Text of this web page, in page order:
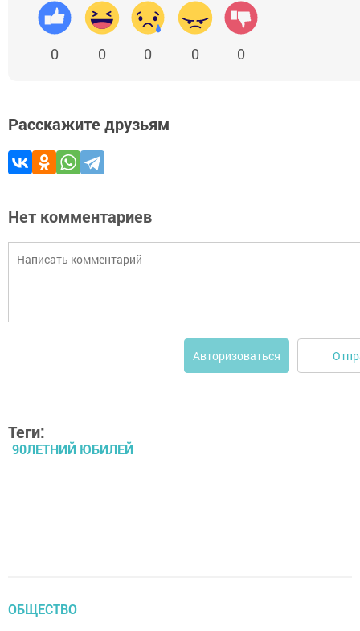
0 0 0 0 0
Расскажите друзьям
Нет комментариев
Авторизоваться
Теги:
90ЛЕТНИЙ ЮБИЛЕЙ
ОБЩЕСТВО